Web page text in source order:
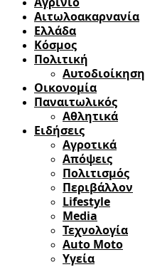
Αιτωλοακαρνανία
Ελλάδα
Κόσμος
Πολιτική
Αυτοδιοίκηση
Οικονομία
Παναιτωλικός
Αθλητικά
Ειδήσεις
Αγροτικά
Απόψεις
Πολιτισμός
Περιβάλλον
Lifestyle
Media
Τεχνολογία
Auto Moto
Υγεία